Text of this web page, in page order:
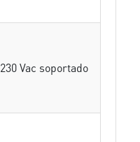
230 Vac soportado